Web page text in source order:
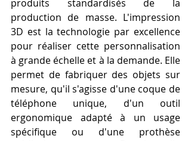
produits standardisés de la
production de masse. L'impression
3D est la technologie par excellence
pour réaliser cette personnalisation
à grande échelle et à la demande. Elle
permet de fabriquer des objets sur
mesure, qu'il s'agisse d'une coque de
téléphone unique, d'un outil
ergonomique adapté à un usage
spécifique ou d'une prothèse